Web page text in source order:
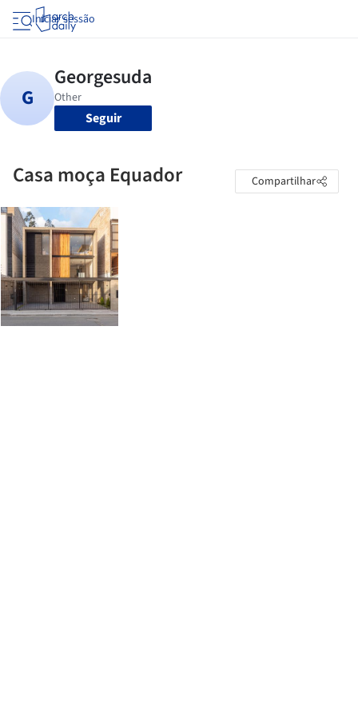
Iniciar sessão
Seguir
Casa moça Equador Compartilhar